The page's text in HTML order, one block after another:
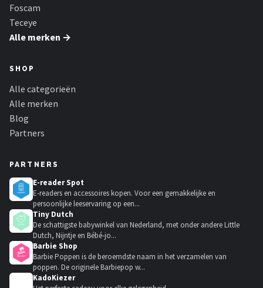
Foscam
Teceye
Alle merken →
SHOP
Alle categorieën
Alle merken
Blog
Partners
PARTNERS
E-reader Spot
E-readers en accessoires kopen. Voor een gemakkelijke en
persoonlijke leeservaring op een...
Tiny Dutch
De schattigste babywinkel van Nederland, met onder andere Little
Dutch, Nijntje en Bébé-jo...
Barbie Shop
Barbie Poppen is de beroemdste naam in het verzamelen van
poppen. De originele Barbiepop w...
KadoKiezer